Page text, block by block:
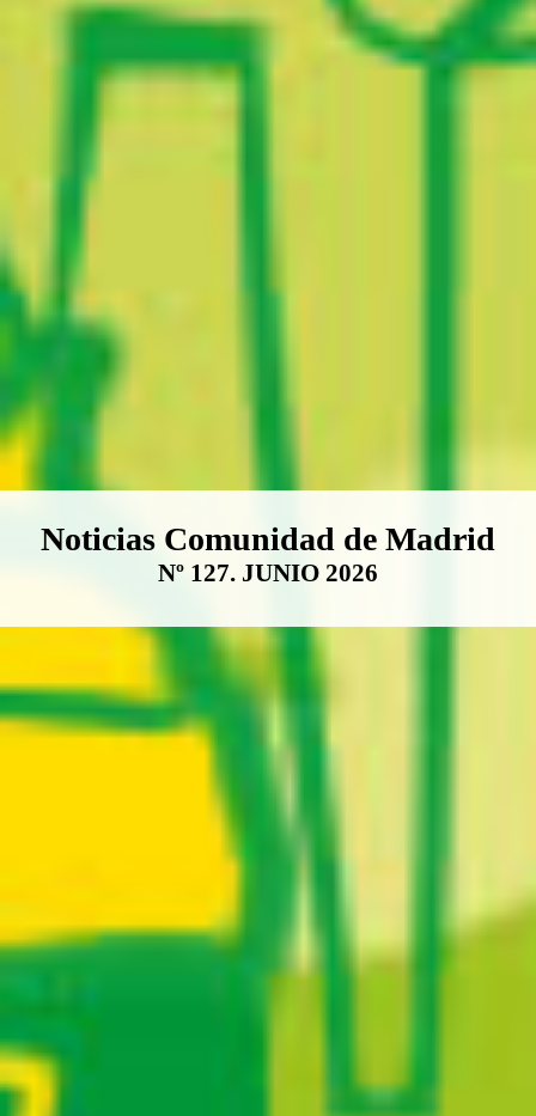
Boletín Noticias Comunidad de
Noticias Comunidad de Madrid
Nº 127. JUNIO 2026